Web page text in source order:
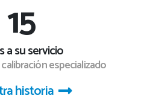
16
a su servicio
especializado
historia